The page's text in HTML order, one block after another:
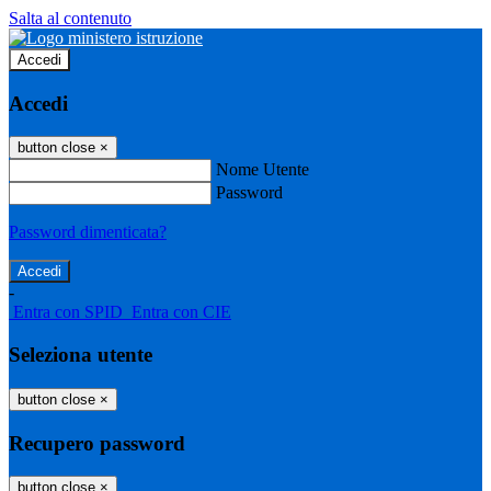
Salta al contenuto
Accedi
Accedi
button close ×
Nome Utente
Password
Password dimenticata?
-
Entra con SPID Entra con CIE
Seleziona utente
button close ×
Recupero password
button close ×